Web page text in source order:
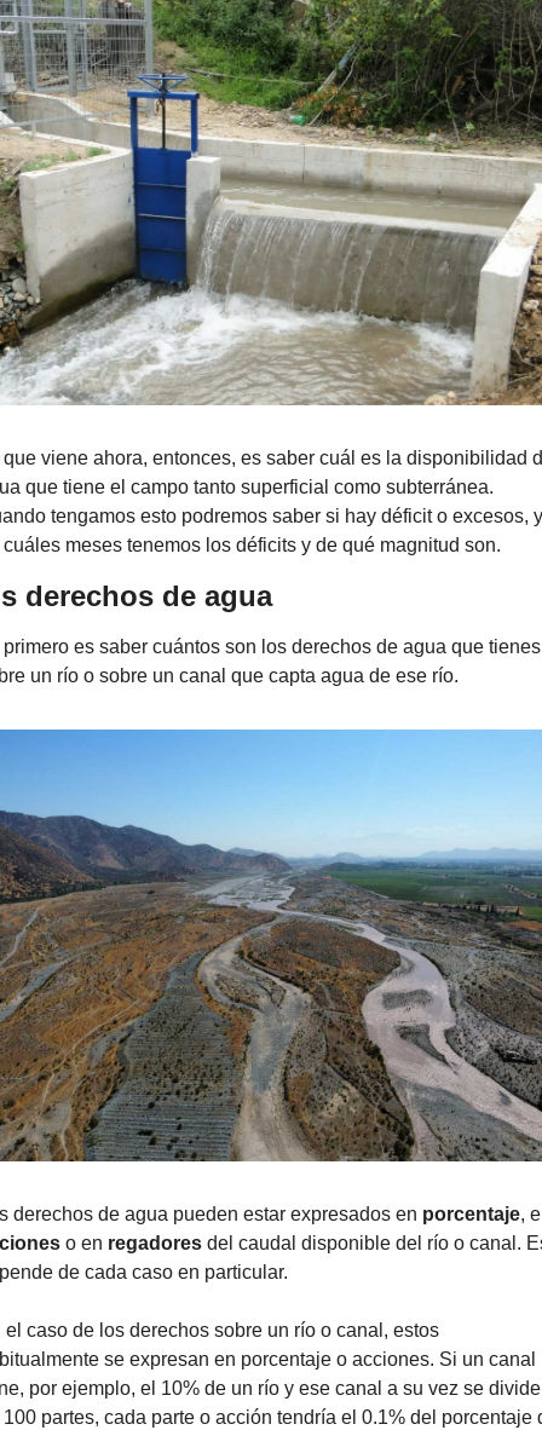
que viene ahora, entonces, es saber cuál es la disponibilidad
que tiene el campo tanto superficial como subterránea.
tengamos esto podremos saber si hay déficit o excesos, y
cuáles meses tenemos los déficits y de qué magnitud son.
derechos de agua
primero es saber cuántos son los derechos de agua que tienes
un río o sobre un canal que capta agua de ese río.
derechos de agua pueden estar expresados en porcentaje
o en regadores del caudal disponible del río o canal.
de cada caso en particular.
el caso de los derechos sobre un río o canal, estos
se expresan en porcentaje o acciones. Si un canal
por ejemplo, el 10% de un río y ese canal a su vez se divide
100 partes, cada parte o acción tendría el 0.1% del porcentaje